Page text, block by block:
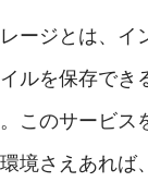
ージとは、イ
ルを保存でき
このサービス
境さえあれば